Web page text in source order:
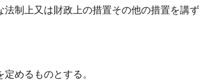
制上又は財政上の措置その他の措置を講
めるものとする。